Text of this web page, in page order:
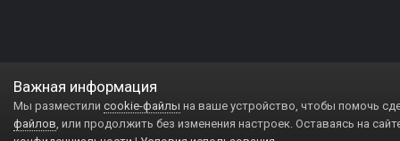
Важная информация
Мы разместили cookie-файлы на ваше устройство, чтобы помочь
файлов, или продолжить без изменения настроек. Оставаясь на